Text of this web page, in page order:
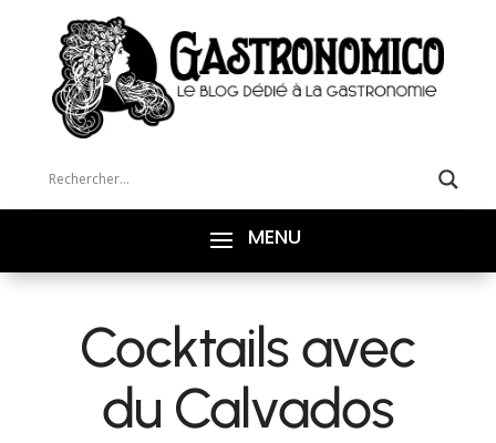
Cocktails avec
du Calvados